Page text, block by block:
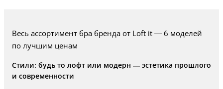
Весь ассортимент бра бренда от Loft it — 6 моделей
по лучшим ценам
Стили: будь то лофт или модерн — эстетика прошлого
и современности